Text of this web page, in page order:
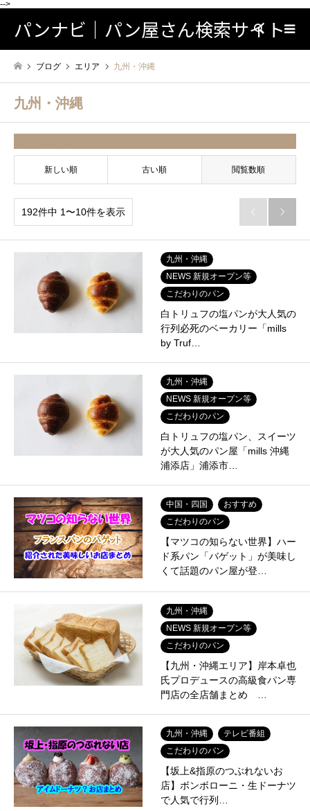
-->
パンナビ｜パン屋さん検索サイト検索
ブログ エリア 九州・沖縄
九州・沖縄
新しい順 古い順 閲覧数順
192件中 1〜10件を表示  
九州・沖縄
NEWS 新規オープン等
こだわりのパン
白トリュフの塩パンが大人気の
行列必死のベーカリー「mills
by Truf…
九州・沖縄
NEWS 新規オープン等
こだわりのパン
白トリュフの塩パン、スイーツ
が大人気のパン屋「mills 沖縄
浦添店」浦添市…
中国・四国
おすすめ
こだわりのパン
【マツコの知らない世界】ハー
ド系パン「バゲット」が美味し
くて話題のパン屋が登…
九州・沖縄
NEWS 新規オープン等
こだわりのパン
【九州・沖縄エリア】岸本卓也
氏プロデュースの高級食パン専
門店の全店舗まとめ …
九州・沖縄
テレビ番組
こだわりのパン
【坂上&指原のつぶれないお
店】ボンボローニ・生ドーナツ
で人気で行列…